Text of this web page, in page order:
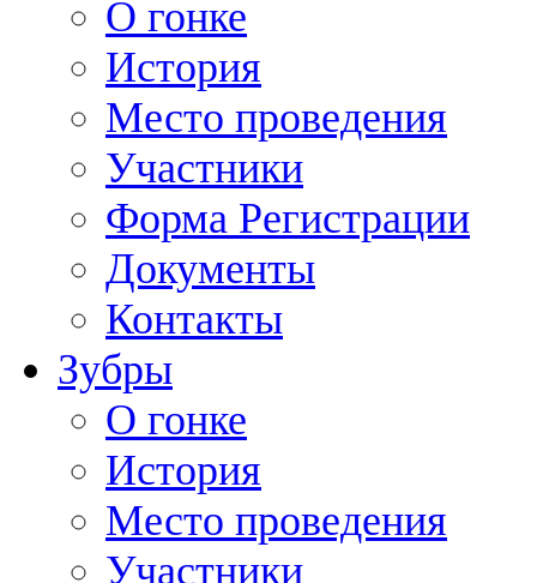
О гонке
История
Место проведения
Участники
Форма Регистрации
Документы
Контакты
Зубры
О гонке
История
Место проведения
Участники